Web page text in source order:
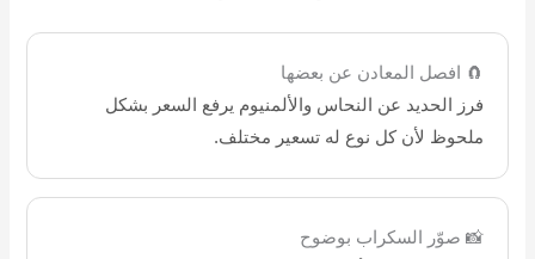
🧲 افصل المعادن عن بعضها
فرز الحديد عن النحاس والألمنيوم يرفع السعر بشكل
ملحوظ لأن كل نوع له تسعير مختلف.
📸 صوّر السكراب بوضوح